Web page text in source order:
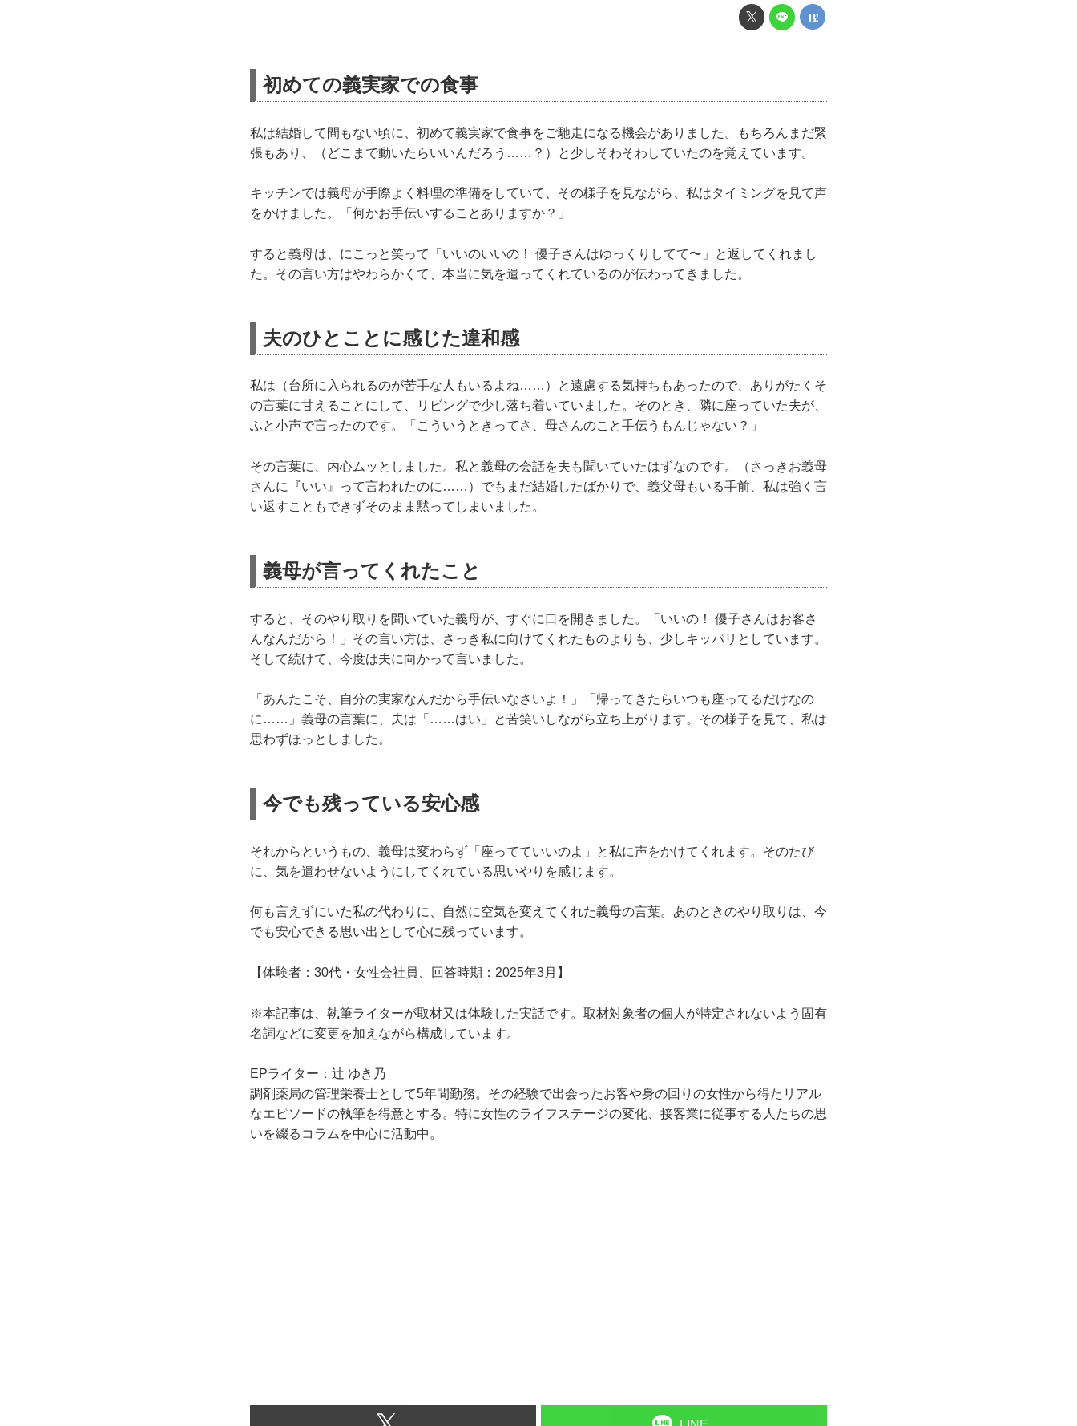
初めての義実家での食事
私は結婚して間もない頃に、初めて義実家で食事をご馳走になる機会がありました。もちろんまだ緊
張もあり、（どこまで動いたらいいんだろう……？）と少しそわそわしていたのを覚えています。
キッチンでは義母が手際よく料理の準備をしていて、その様子を見ながら、私はタイミングを見て声
をかけました。「何かお手伝いすることありますか？」
すると義母は、にこっと笑って「いいのいいの！ 優子さんはゆっくりしてて〜」と返してくれまし
た。その言い方はやわらかくて、本当に気を遣ってくれているのが伝わってきました。
夫のひとことに感じた違和感
私は（台所に入られるのが苦手な人もいるよね……）と遠慮する気持ちもあったので、ありがたくそ
の言葉に甘えることにして、リビングで少し落ち着いていました。そのとき、隣に座っていた夫が、
ふと小声で言ったのです。「こういうときってさ、母さんのこと手伝うもんじゃない？」
その言葉に、内心ムッとしました。私と義母の会話を夫も聞いていたはずなのです。（さっきお義母
さんに『いい』って言われたのに……）でもまだ結婚したばかりで、義父母もいる手前、私は強く言
い返すこともできずそのまま黙ってしまいました。
義母が言ってくれたこと
すると、そのやり取りを聞いていた義母が、すぐに口を開きました。「いいの！ 優子さんはお客さ
んなんだから！」その言い方は、さっき私に向けてくれたものよりも、少しキッパリとしています。
そして続けて、今度は夫に向かって言いました。
「あんたこそ、自分の実家なんだから手伝いなさいよ！」「帰ってきたらいつも座ってるだけなの
に……」義母の言葉に、夫は「……はい」と苦笑いしながら立ち上がります。その様子を見て、私は
思わずほっとしました。
今でも残っている安心感
それからというもの、義母は変わらず「座ってていいのよ」と私に声をかけてくれます。そのたび
に、気を遣わせないようにしてくれている思いやりを感じます。
何も言えずにいた私の代わりに、自然に空気を変えてくれた義母の言葉。あのときのやり取りは、今
でも安心できる思い出として心に残っています。
【体験者：30代・女性会社員、回答時期：2025年3月】
※本記事は、執筆ライターが取材又は体験した実話です。取材対象者の個人が特定されないよう固有
名詞などに変更を加えながら構成しています。
EPライター：辻 ゆき乃
調剤薬局の管理栄養士として5年間勤務。その経験で出会ったお客や身の回りの女性から得たリアル
なエピソードの執筆を得意とする。特に女性のライフステージの変化、接客業に従事する人たちの思
いを綴るコラムを中心に活動中。